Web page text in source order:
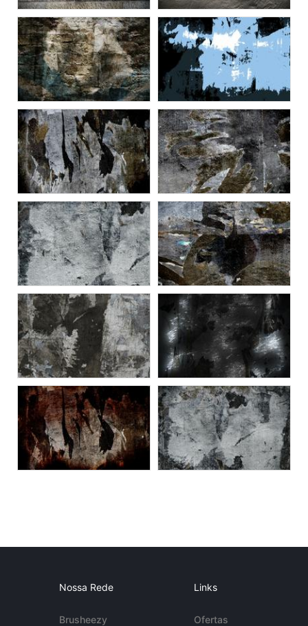
Nossa Rede
Brusheezy
Links
Ofertas